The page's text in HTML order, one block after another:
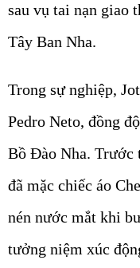
sau vụ tai nạn giao
Tây Ban Nha.
Trong sự nghiệp,
Pedro Neto, đồng
Bồ Đào Nha. Trước
đã mặc chiếc áo
nén nước mắt khi
tưởng niệm xúc